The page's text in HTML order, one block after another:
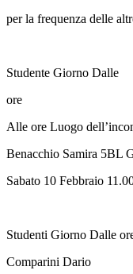
per la frequenza delle
Studente Giorno Dalle
ore
Alle ore Luogo
Benacchio Samira 5BL
Sabato 10 Febbraio
Studenti Giorno Dalle
Comparini Dario